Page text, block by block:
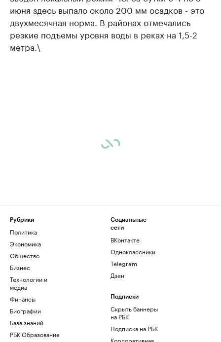
июня здесь выпало около 200 мм осадков - это
двухмесячная норма. В районах отмечались
резкие подъемы уровня воды в реках на 1,5-2
метра.\
Рубрики
Политика
Экономика
Общество
Бизнес
Технологии и
медиа
Финансы
Биографии
База знаний
РБК Образование
Социальные
сети
ВКонтакте
Одноклассники
Telegram
Дзен
Подписки
Скрыть баннеры
на РБК
Подписка на РБК
Корпоративная